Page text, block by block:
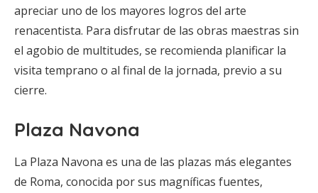
apreciar uno de los mayores logros del arte
renacentista. Para disfrutar de las obras maestras sin
el agobio de multitudes, se recomienda planificar la
visita temprano o al final de la jornada, previo a su
cierre.
Plaza Navona
La Plaza Navona es una de las plazas más elegantes
de Roma, conocida por sus magníficas fuentes,